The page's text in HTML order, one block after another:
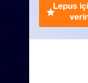
Lepus